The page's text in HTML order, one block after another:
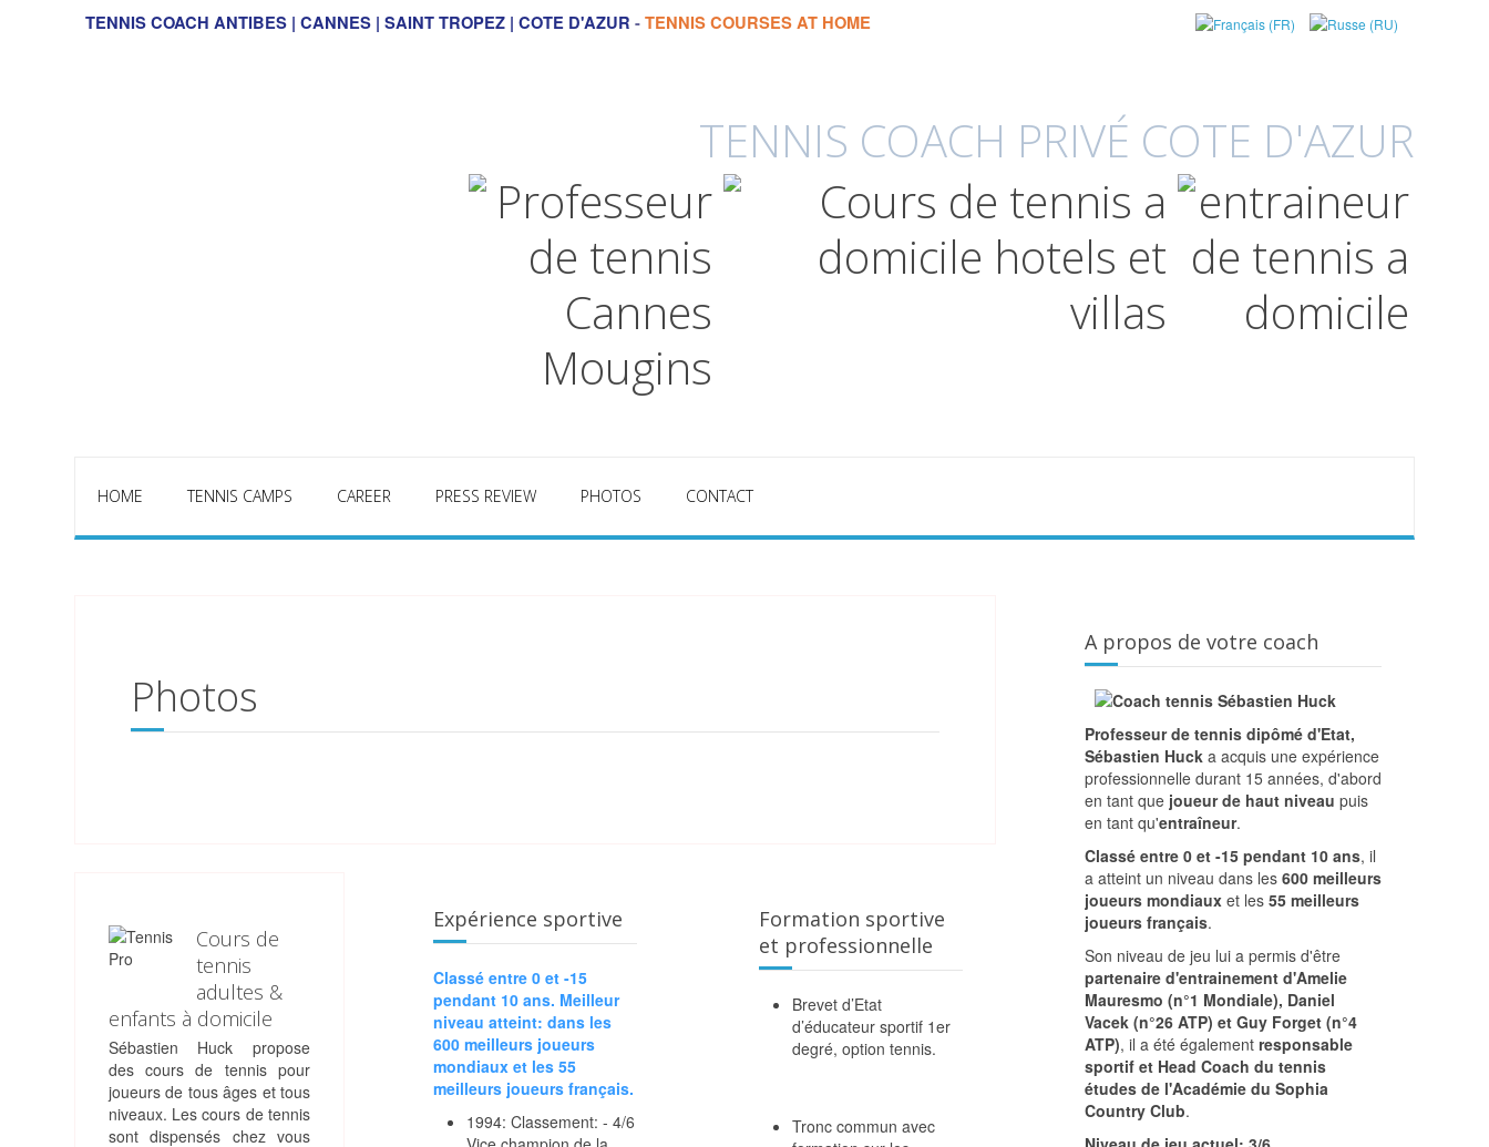
TENNIS COACH ANTIBES | CANNES | SAINT TROPEZ | COTE D'AZUR -TENNIS COURSES AT HOME
TENNIS COACH PRIVÉ COTE D'AZUR
HOME TENNIS CAMPS CAREER PRESS REVIEW PHOTOS CONTACT
Photos
Cours de
tennis
adultes &
enfants à domicile
Sébastien Huck propose
des cours de tennis pour
joueurs de tous âges et tous
niveaux. Les cours de tennis
sont dispensés chez vous
Expérience sportive
Classé entre 0 et -15
pendant 10 ans. Meilleur
niveau atteint: dans les
600 meilleurs joueurs
mondiaux et les 55
meilleurs joueurs français.
1994: Classement: - 4/6
Formation sportive
et professionnelle
Brevet d’Etat
d’éducateur sportif 1er
degré, option tennis.
Tronc commun avec
A propos de votre coach
Professeur de tennis dipômé d'Etat,
Sébastien Huck a acquis une expérience
professionnelle durant 15 années, d'abord
en tant que joueur de haut niveau puis
en tant qu'entraîneur.
Classé entre 0 et -15 pendant 10 ans, il
a atteint un niveau dans les 600 meilleurs
joueurs mondiaux et les 55 meilleurs
joueurs français.
Son niveau de jeu lui a permis d'être
partenaire d'entrainement d'Amelie
Mauresmo (n°1 Mondiale), Daniel
Vacek (n°26 ATP) et Guy Forget (n°4
ATP), il a été également responsable
sportif et Head Coach du tennis
études de l'Académie du Sophia
Country Club.